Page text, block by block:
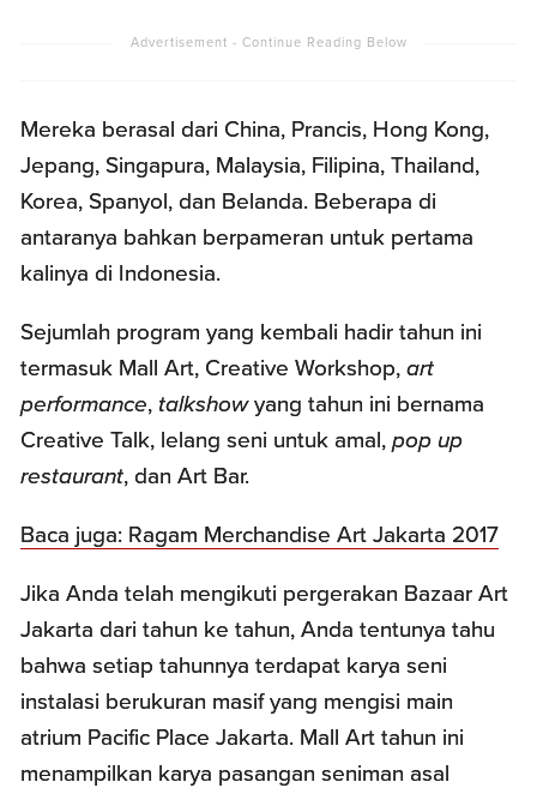
Mereka berasal dari China, Prancis, Hong Kong,
Jepang, Singapura, Malaysia, Filipina, Thailand,
Korea, Spanyol, dan Belanda. Beberapa di
antaranya bahkan berpameran untuk pertama
kalinya di Indonesia.
Sejumlah program yang kembali hadir tahun ini
termasuk Mall Art, Creative Workshop,art
performance, talkshowyang tahun ini bernama
Creative Talk, lelang seni untuk amal, pop up
restaurant, dan Art Bar.
Baca juga: Ragam Merchandise Art Jakarta 2017
Jika Anda telah mengikuti pergerakan Bazaar Art
Jakarta dari tahun ke tahun, Anda tentunya tahu
bahwa setiap tahunnya terdapat karya seni
instalasi berukuran masif yang mengisi main
atrium Pacific Place Jakarta. Mall Art tahun ini
menampilkan karya pasangan seniman asal